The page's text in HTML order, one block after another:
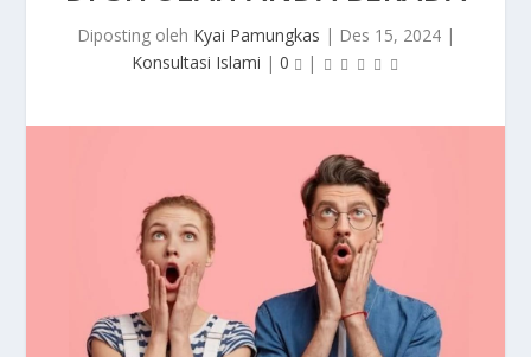
Diposting oleh Kyai Pamungkas | Des 15, 2024|
Konsultasi Islami | 0 |